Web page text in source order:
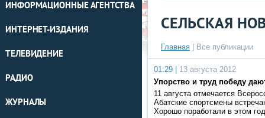
ИНФОРМАЦИОННЫЕ АГЕНТСТВА
ИНТЕРНЕТ-ИЗДАНИЯ
ТЕЛЕВИДЕНИЕ
РАДИО
ЖУРНАЛЫ
СЕЛЬСКАЯ
Главная Все публикации
01:29 |
13 августа 2012
Упорство и труд победу
11 августа отмечается
Абатские спортсмены
Хорошо поработали в этом